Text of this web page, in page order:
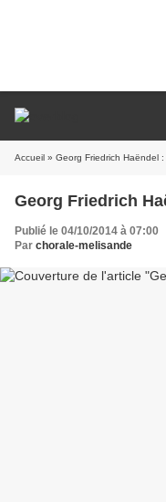
Accueil » Georg Friedrich Haëndel
Georg Friedrich
Publié le 04/10/2014 à 07:00
Par chorale-melisande